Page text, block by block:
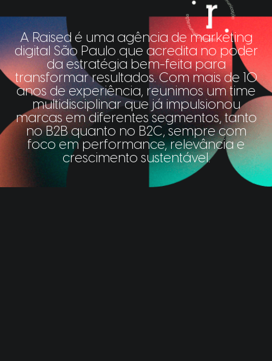
A Raised é uma agência de marketing
digital São Paulo que acredita no poder
da estratégia bem-feita para
transformar resultados. Com mais de 10
anos de experiência, reunimos um time
multidisciplinar que já impulsionou
marcas em diferentes segmentos, tanto
no B2B quanto no B2C, sempre com
foco em performance, relevância e
crescimento sustentável.